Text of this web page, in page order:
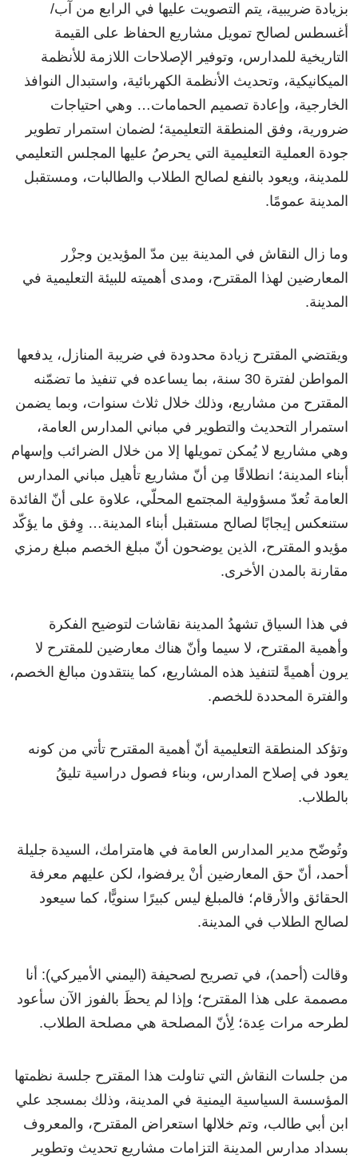
بزيادة ضريبية، يتم التصويت عليها في الرابع من آب/
أغسطس لصالح تمويل مشاريع الحفاظ على القيمة
التاريخية للمدارس، وتوفير الإصلاحات اللازمة للأنظمة
الميكانيكية، وتحديث الأنظمة الكهربائية، واستبدال النوافذ
الخارجية، وإعادة تصميم الحمامات… وهي احتياجات
ضرورية، وفق المنطقة التعليمية؛ لضمان استمرار تطوير
جودة العملية التعليمية التي يحرصُ عليها المجلس التعليمي
للمدينة، ويعود بالنفع لصالح الطلاب والطالبات، ومستقبل
المدينة عمومًا.
وما زال النقاش في المدينة بين مدّ المؤيدين وجزْر
المعارضين لهذا المقترح، ومدى أهميته للبيئة التعليمية في
المدينة.
ويقتضي المقترح زيادة محدودة في ضريبة المنازل، يدفعها
المواطن لفترة 30 سنة، بما يساعده في تنفيذ ما تضمّنه
المقترح من مشاريع، وذلك خلال ثلاث سنوات، وبما يضمن
استمرار التحديث والتطوير في مباني المدارس العامة،
وهي مشاريع لا يُمكن تمويلها إلا من خلال الضرائب وإسهام
أبناء المدينة؛ انطلاقًا مِن أنّ مشاريع تأهيل مباني المدارس
العامة تُعدّ مسؤولية المجتمع المحلّي، علاوة على أنّ الفائدة
ستنعكس إيجابًا لصالح مستقبل أبناء المدينة… وِفق ما يؤكّد
مؤيدو المقترح، الذين يوضحون أنّ مبلغ الخصم مبلغ رمزي
مقارنة بالمدن الأخرى.
في هذا السياق تشهدُ المدينة نقاشات لتوضيح الفكرة
وأهمية المقترح، لا سيما وأنّ هناك معارضين للمقترح لا
يرون أهميةً لتنفيذ هذه المشاريع، كما ينتقدون مبالغ الخصم،
والفترة المحددة للخصم.
وتؤكد المنطقة التعليمية أنّ أهمية المقترح تأتي من كونه
يعود في إصلاح المدارس، وبناء فصول دراسية تليقُ
بالطلاب.
وتُوضّح مدير المدارس العامة في هامترامك، السيدة جليلة
أحمد، أنّ حق المعارضين أنْ يرفضوا، لكن عليهم معرفة
الحقائق والأرقام؛ فالمبلغ ليس كبيرًا سنويًّا، كما سيعود
لصالح الطلاب في المدينة.
وقالت (أحمد)، في تصريح لصحيفة (اليمني الأميركي): أنا
مصممة على هذا المقترح؛ وإذا لم يحظَ بالفوز الآن سأعود
لطرحه مرات عِدة؛ لِأنّ المصلحة هي مصلحة الطلاب.
من جلسات النقاش التي تناولت هذا المقترح جلسة نظمتها
المؤسسة السياسية اليمنية في المدينة، وذلك بمسجد علي
ابن أبي طالب، وتم خلالها استعراض المقترح، والمعروف
بسداد مدارس المدينة التزامات مشاريع تحديث وتطوير